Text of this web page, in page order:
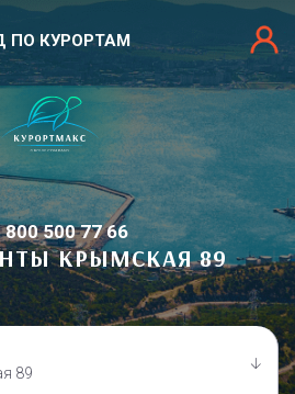
ПО КУРОРТАМ
800 500 77 66
КРЫМСКАЯ 89
89